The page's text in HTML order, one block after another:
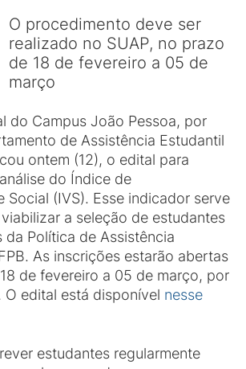
O procedimento deve ser
realizado no SUAP, no prazo
de 18 de fevereiro a 05 de
março
do Campus João Pessoa, por
de Assistência Estudantil
ontem (12), o edital para
do Índice de
Social (IVS). Esse indicador serve
a seleção de estudantes
da Política de Assistência
As inscrições estarão abertas
de fevereiro a 05 de março, por
O edital está disponível nesse
estudantes regularmente